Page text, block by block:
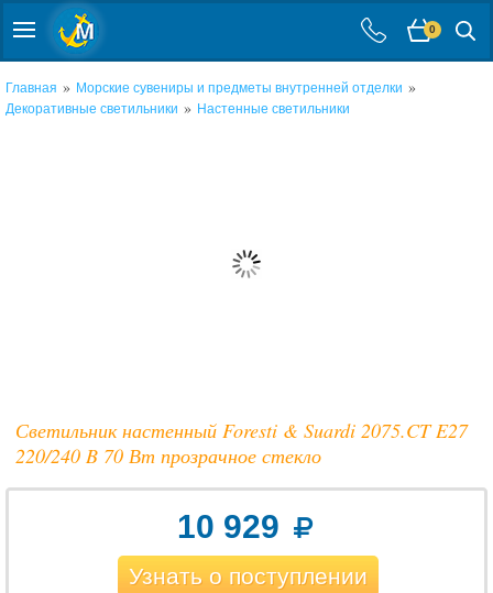
0
Главная » Морские сувениры и предметы внутренней отделки »
Декоративные светильники » Настенные светильники
Светильник настенный Foresti & Suardi 2075.CT E27
220/240 B 70 Вт прозрачное стекло
10 929
Узнать о поступлении